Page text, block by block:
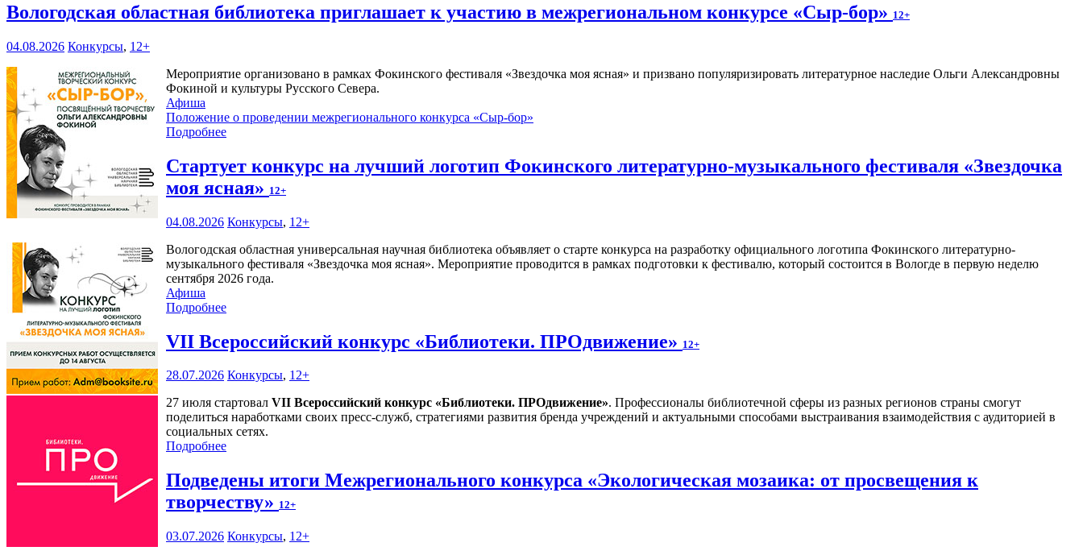
Вологодская областная библиотека приглашает к участию в межрегиональном конкурсе «Сыр-бор» 12+
04.08.2026 Конкурсы, 12+
Мероприятие организовано в рамках Фокинского фестиваля «Звездочка моя ясная» и призвано популяризировать литературное наследие Ольги Александровны
Фокиной и культуры Русского Севера.
Афиша
Положение о проведении межрегионального конкурса «Сыр-бор»
Подробнее
Стартует конкурс на лучший логотип Фокинского литературно-музыкального фестиваля «Звездочка
моя ясная» 12+
04.08.2026 Конкурсы, 12+
Вологодская областная универсальная научная библиотека объявляет о старте конкурса на разработку официального логотипа Фокинского литературно-
музыкального фестиваля «Звездочка моя ясная». Мероприятие проводится в рамках подготовки к фестивалю, который состоится в Вологде в первую неделю
сентября 2026 года.
Афиша
Подробнее
VII Всероссийский конкурс «Библиотеки. ПРОдвижение» 12+
28.07.2026 Конкурсы, 12+
27 июля стартовал VII Всероссийский конкурс «Библиотеки. ПРОдвижение». Профессионалы библиотечной сферы из разных регионов страны смогут
поделиться наработками своих пресс-служб, стратегиями развития бренда учреждений и актуальными способами выстраивания взаимодействия с аудиторией в
социальных сетях.
Подробнее
Подведены итоги Межрегионального конкурса «Экологическая мозаика: от просвещения к
творчеству» 12+
03.07.2026 Конкурсы, 12+